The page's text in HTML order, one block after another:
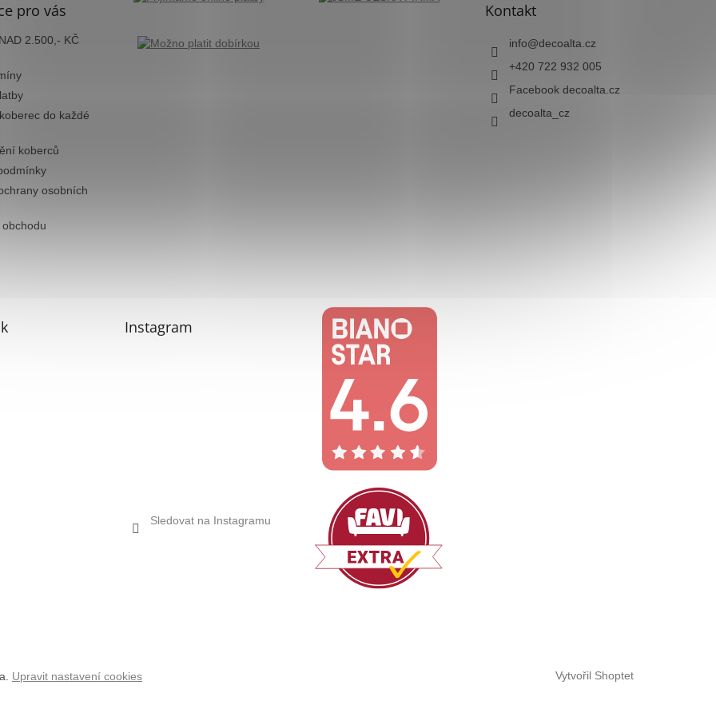
pro vás
2.500,- KČ
do každé
koberců
osobních
Kontakt
info@decoalta.cz
+420 722 932 005
Facebook decoalta.cz
decoalta_cz
Instagram
Sledovat na Instagramu
Vytvořil Shoptet
Upravit nastavení cookies